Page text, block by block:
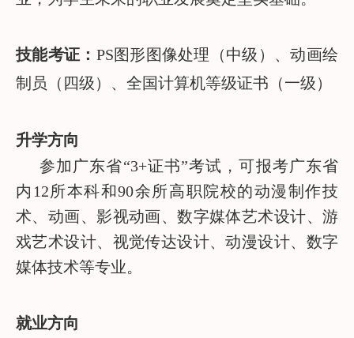
技能考证： PS图形图像处理（中级）、动画绘
制员（四级）、全国计算机等级证书（一级）
升学方向
参加广东省“3+证书”考试，可报考广东省
内12所本科和90余所高职院校的动漫制作技
术、动画、影视动画、数字媒体艺术设计、游
戏艺术设计、视觉传达设计、动漫设计、数字
媒体技术等专业。
就业方向